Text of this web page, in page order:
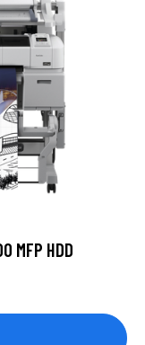
MFP HDD